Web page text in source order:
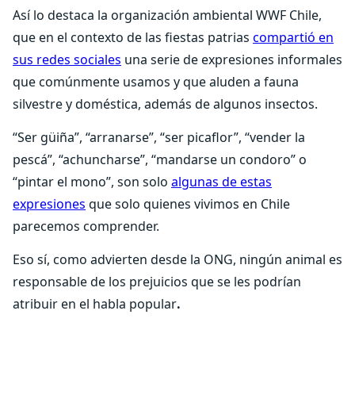
Así lo destaca la organización ambiental WWF Chile,
que en el contexto de las fiestas patrias compartió en
sus redes sociales una serie de expresiones informales
que comúnmente usamos y que aluden a fauna
silvestre y doméstica, además de algunos insectos.
“Ser güiña”, “arranarse”, “ser picaflor”, “vender la
pescá”, “achuncharse”, “mandarse un condoro” o
“pintar el mono”, son solo algunas de estas
expresiones que solo quienes vivimos en Chile
parecemos comprender.
Eso sí, como advierten desde la ONG, ningún animal es
responsable de los prejuicios que se les podrían
atribuir en el habla popular.